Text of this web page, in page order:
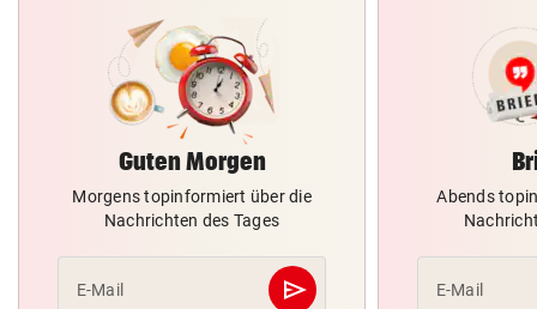
Guten Morgen
Morgens topinformiert über die
Nachrichten des Tages
E-Mail send
Abschicken
Abends
E-Mail